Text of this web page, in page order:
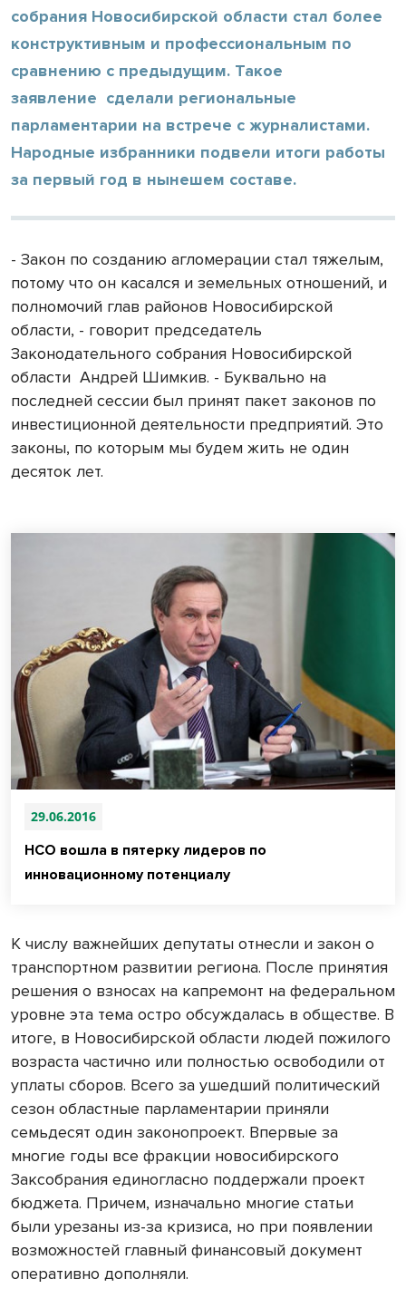
собрания Новосибирской области стал более
конструктивным и профессиональным по
сравнению с предыдущим. Такое
заявление сделали региональные
парламентарии на встрече с журналистами.
Народные избранники подвели итоги работы
за первый год в нынешем составе.
- Закон по созданию агломерации стал тяжелым,
потому что он касался и земельных отношений, и
полномочий глав районов Новосибирской
области, - говорит председатель
Законодательного собрания Новосибирской
области Андрей Шимкив. - Буквально на
последней сессии был принят пакет законов по
инвестиционной деятельности предприятий. Это
законы, по которым мы будем жить не один
десяток лет.
29.06.2016
НСО вошла в пятерку лидеров по
инновационному потенциалу
К числу важнейших депутаты отнесли и закон о
транспортном развитии региона. После принятия
решения о взносах на капремонт на федеральном
уровне эта тема остро обсуждалась в обществе. В
итоге, в Новосибирской области людей пожилого
возраста частично или полностью освободили от
уплаты сборов. Всего за ушедший политический
сезон областные парламентарии приняли
семьдесят один законопроект. Впервые за
многие годы все фракции новосибирского
Заксобрания единогласно поддержали проект
бюджета. Причем, изначально многие статьи
были урезаны из-за кризиса, но при появлении
возможностей главный финансовый документ
оперативно дополняли.